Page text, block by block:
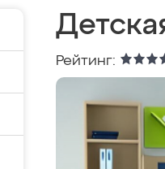
Рейтинг: